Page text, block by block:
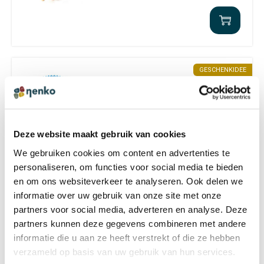
Deze website maakt gebruik van cookies
We gebruiken cookies om content en advertenties te
personaliseren, om functies voor social media te bieden
en om ons websiteverkeer te analyseren. Ook delen we
informatie over uw gebruik van onze site met onze
partners voor social media, adverteren en analyse. Deze
partners kunnen deze gegevens combineren met andere
informatie die u aan ze heeft verstrekt of die ze hebben
verzameld op basis van uw gebruik van hun services.
GESCHENKIDEE
Igelball Rot 9 cm Durchmesser
€ 8,27 Inkl. MwSt.
€ 6,95 Exkl. MwSt.